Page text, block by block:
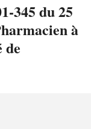
345 du 25
à
de